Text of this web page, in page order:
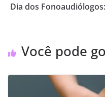
Dia dos
Você pode